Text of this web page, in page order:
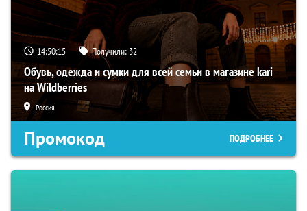
14:50:15 Получили: 32
Обувь, одежда и сумки для всей семьи в магазине kari
на Wildberries
Россия
Промокод ПОДРОБНЕЕ